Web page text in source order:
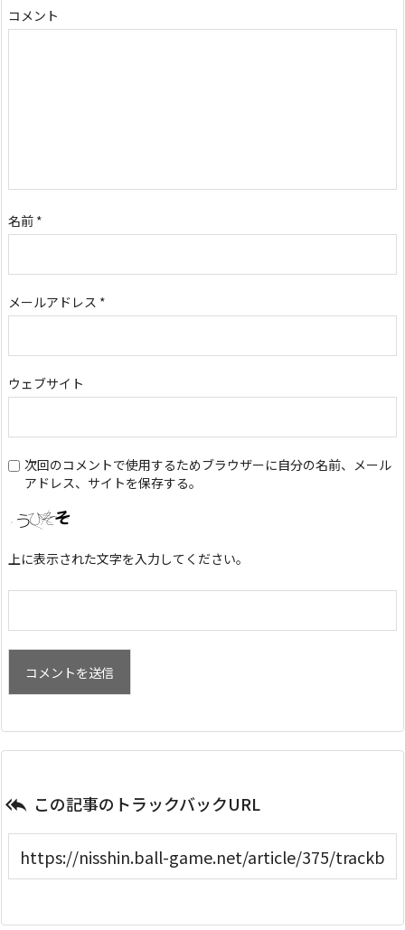
コメント
名前 *
メールアドレス *
ウェブサイト
次回のコメントで使用するためブラウザーに自分の名前、メール
アドレス、サイトを保存する。
上に表示された文字を入力してください。
 この記事のトラックバックURL